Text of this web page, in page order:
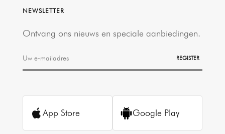
NEWSLETTER
Ontvang ons nieuws en speciale aanbiedingen.
REGISTER
App Store Google Play